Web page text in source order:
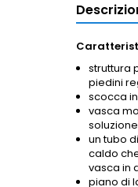
struttura
piedini
scocca
vasca
un tubo
caldo
vasca in
piano di